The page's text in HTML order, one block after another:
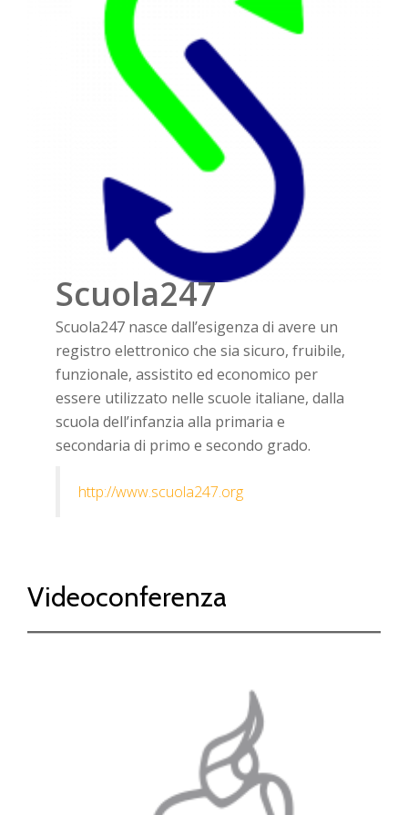
Scuola247
Scuola247 nasce dall’esigenza di avere un
registro elettronico che sia sicuro, fruibile,
funzionale, assistito ed economico per
essere utilizzato nelle scuole italiane, dalla
scuola dell’infanzia alla primaria e
secondaria di primo e secondo grado.
http://www.scuola247.org
Videoconferenza